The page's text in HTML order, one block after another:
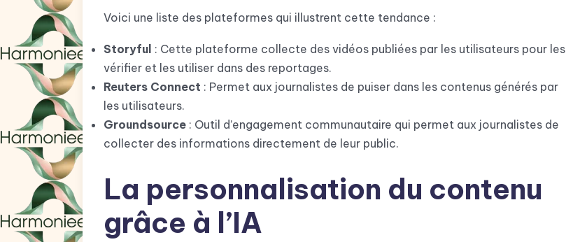
Voici une liste des plateformes qui illustrent cette tendance :
Storyful : Cette plateforme collecte des vidéos publiées par les utilisateurs pour les
vérifier et les utiliser dans des reportages.
Reuters Connect : Permet aux journalistes de puiser dans les contenus générés par
les utilisateurs.
Groundsource : Outil d’engagement communautaire qui permet aux journalistes de
collecter des informations directement de leur public.
La personnalisation du contenu
grâce à l’IA